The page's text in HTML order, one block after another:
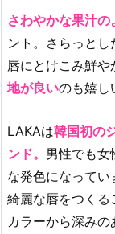
さわやかな果汁
ント。さらっと
唇にとけこみ鮮や
地が良いのも嬉し
LAKAは韓国初の
ンド。 男性でも女
な発色になって
綺麗な唇をつくる
カラーから深み